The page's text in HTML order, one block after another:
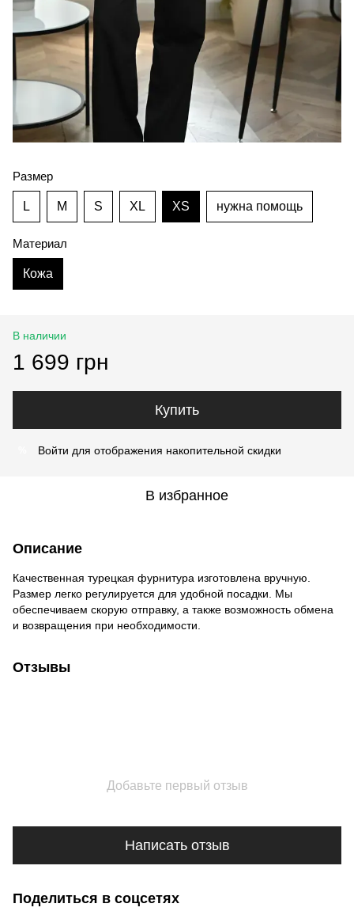
Размер
L M S XL XS нужна помощь
Материал
Кожа
В наличии
1 699 грн
Купить
Войти для отображения накопительной скидки
В избранное
Описание
Качественная турецкая фурнитура изготовлена ​​вручную.
Размер легко регулируется для удобной посадки. Мы
обеспечиваем скорую отправку, а также возможность обмена
и возвращения при необходимости.
Отзывы
Добавьте первый отзыв
Написать отзыв
Поделиться в соцсетях